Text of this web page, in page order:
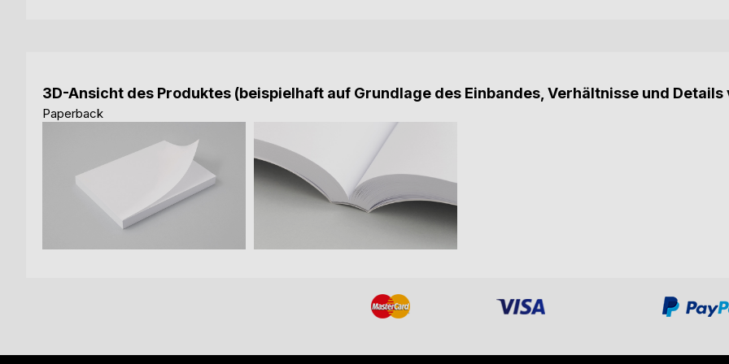
3D-Ansicht des Produktes (beispielhaft auf Grundlage des Einbandes, Verhältnisse und
Paperback